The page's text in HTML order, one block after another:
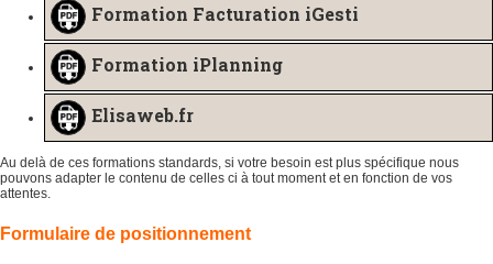
Formation Facturation iGesti
Formation iPlanning
Elisaweb.fr
Au delà de ces formations standards, si votre besoin est plus spécifique nous
pouvons adapter le contenu de celles ci à tout moment et en fonction de vos
attentes.
Formulaire de positionnement